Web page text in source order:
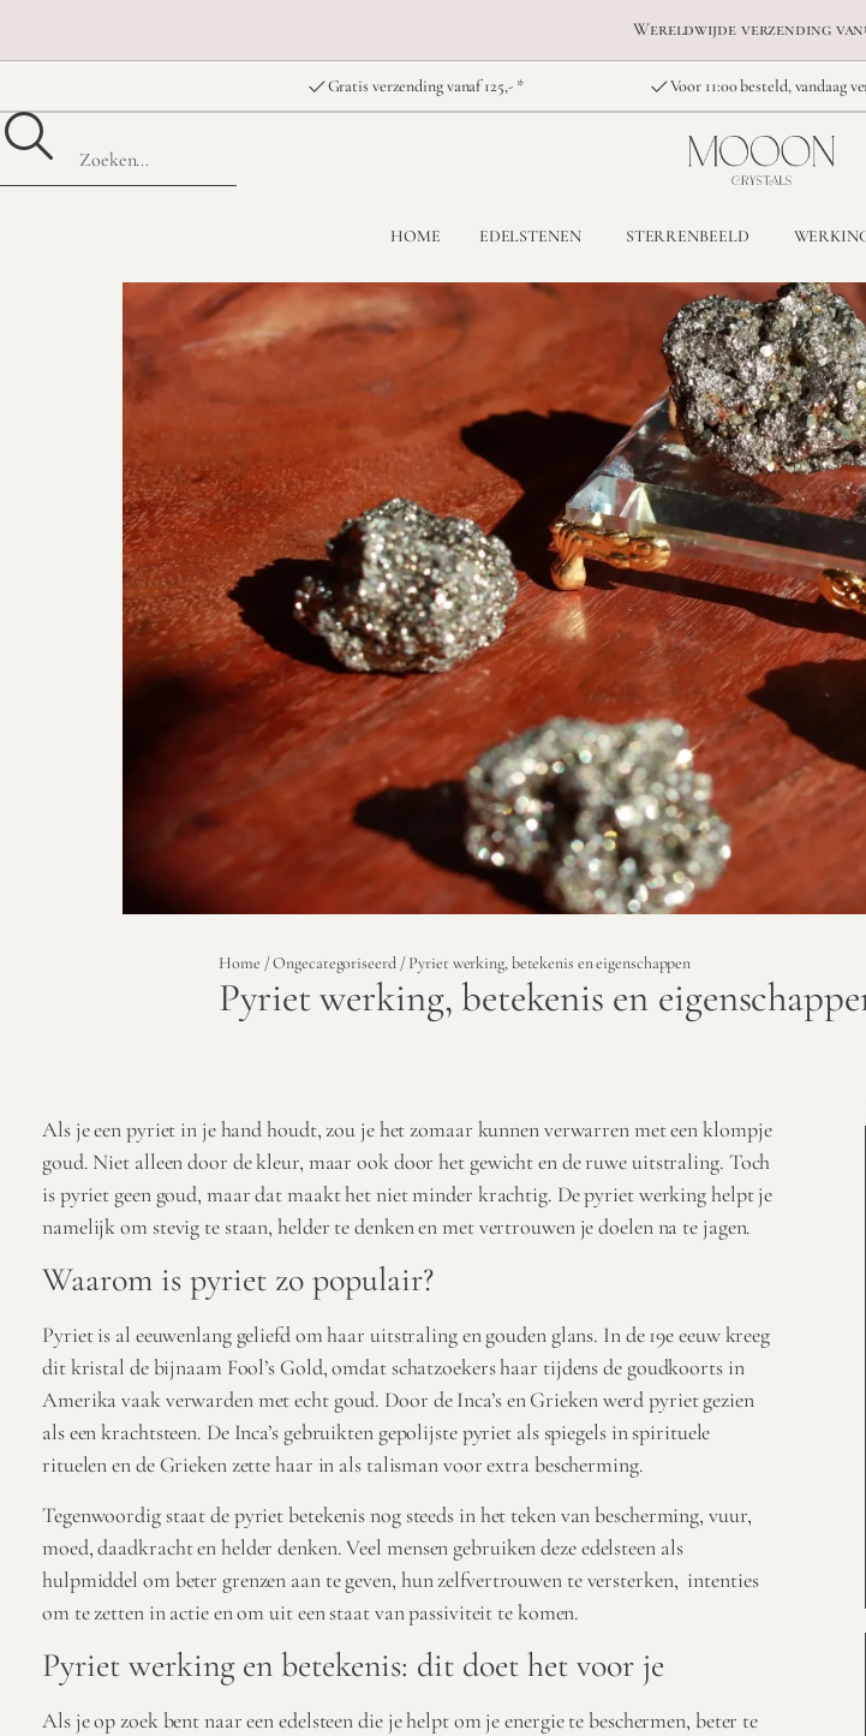
Wereldwijde verzending
Gratis verzending vanaf 125,- * Voor 11:00 besteld, vandaag
HOME EDELSTENEN STERRENBEELD
Home /Ongecategoriseerd/ Pyriet werking, betekenis en eigenschappen
Pyriet werking, betekenis en
Als je een pyriet in je hand houdt, zou je het zomaar kunnen verwarren met een klompje
goud. Niet alleen door de kleur, maar ook door het gewicht en de ruwe uitstraling. Toch
is pyriet geen goud, maar dat maakt het niet minder krachtig. De pyriet werking helpt je
namelijk om stevig te staan, helder te denken en met vertrouwen je doelen na te jagen.
Waarom is pyriet zo populair?
Pyriet is al eeuwenlang geliefd om haar uitstraling en gouden glans. In de 19e eeuw kreeg
dit kristal de bijnaam Fool’s Gold, omdat schatzoekers haar tijdens de goudkoorts in
Amerika vaak verwarden met echt goud. Door de Inca’s en Grieken werd pyriet gezien
als een krachtsteen. De Inca’s gebruikten gepolijste pyriet als spiegels in spirituele
rituelen en de Grieken zette haar in als talisman voor extra bescherming.
Tegenwoordig staat de pyriet betekenis nog steeds in het teken van bescherming, vuur,
moed, daadkracht en helder denken. Veel mensen gebruiken deze edelsteen als
hulpmiddel om beter grenzen aan te geven, hun zelfvertrouwen te versterken, intenties
om te zetten in actie en om uit een staat van passiviteit te komen.
Pyriet werking en betekenis: dit doet het voor je
Als je op zoek bent naar een edelsteen die je helpt om je energie te beschermen, beter te